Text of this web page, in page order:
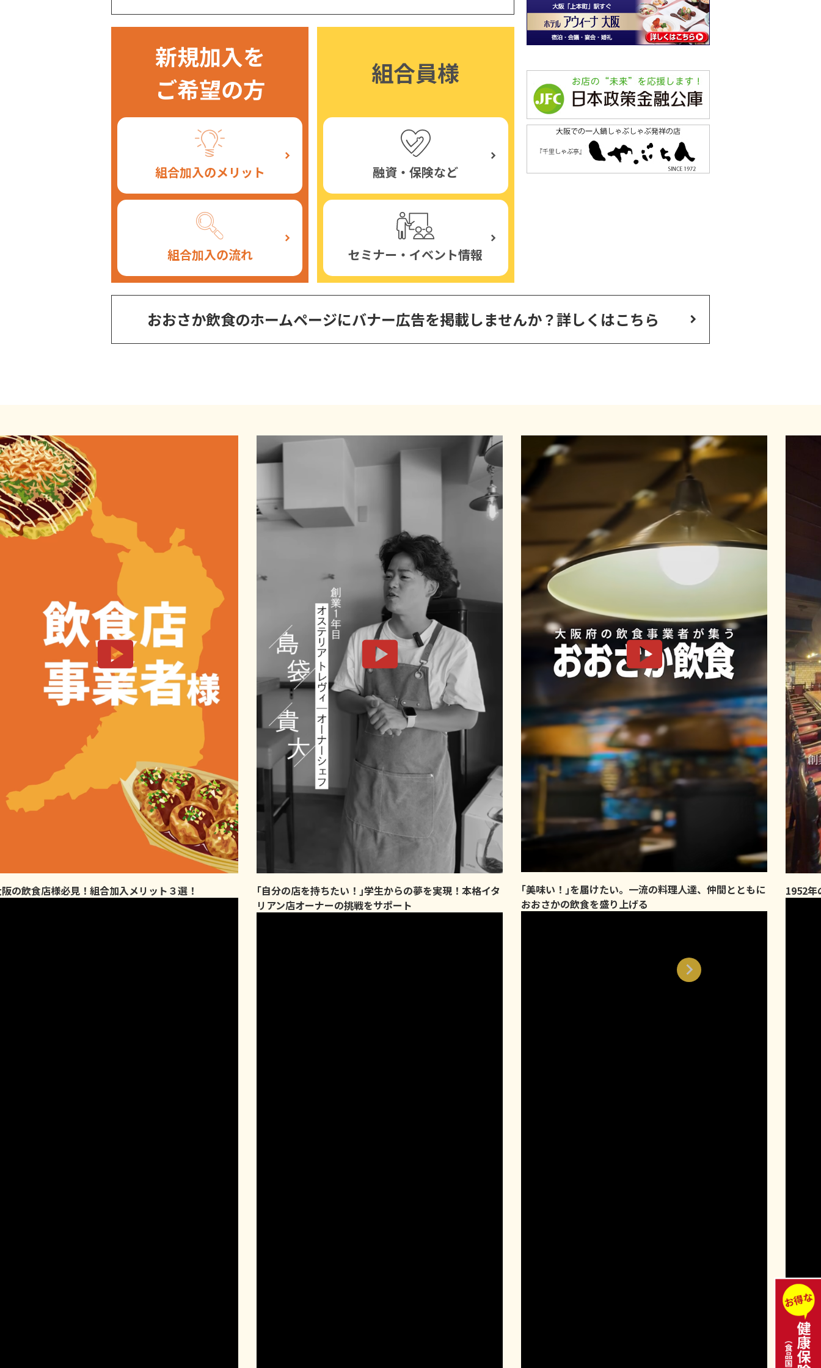
新規加入を
ご希望の方
組合加入のメリット
組合加入の流れ
組合員様
融資・保険など
セミナー・イベント情報
おおさか飲食のホームページにバナー広告を掲載しませんか？詳しくはこちら
の飲食店様必見！組合加入メリット３選！
｢自分の店を持ちたい！｣学生からの夢を実現！本格イタ
リアン店オーナーの挑戦をサポート
｢美味い！｣を届けたい。一流の料理人達、仲間とともに
おおさかの飲食を盛り上げる
1952年